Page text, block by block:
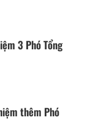
3 Phó Tổng
thêm Phó